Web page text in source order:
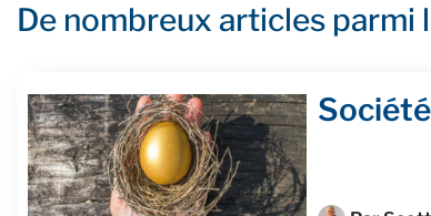
De nombreux articles parmi